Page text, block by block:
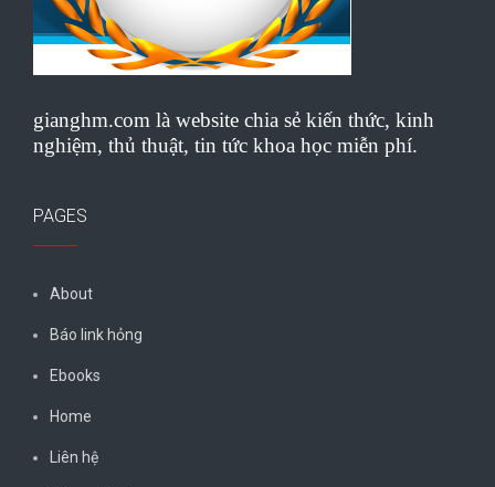
gianghm.com là website chia sẻ kiến thức, kinh
nghiệm, thủ thuật, tin tức khoa học miễn phí.
PAGES
About
Báo link hỏng
Ebooks
Home
Liên hệ